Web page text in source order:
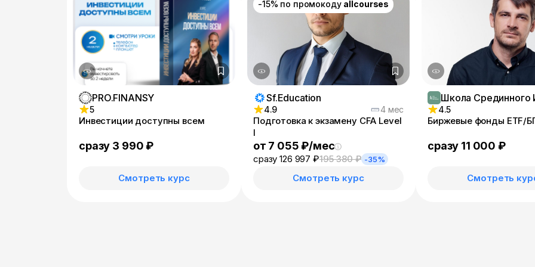
PRO.FINANSY
5
Инвестиции доступны всем
сразу 3 990 ₽
Смотреть курс
-15% по промокоду allcourses
Sf.Education
4.9 4 мес
Подготовка к экзамену CFA Level
I
от 7 055 ₽/мес
сразу 126 997 ₽195 380 ₽ -35%
Смотреть курс
4.5
Биржевые
сразу 11 000 ₽
Смотреть